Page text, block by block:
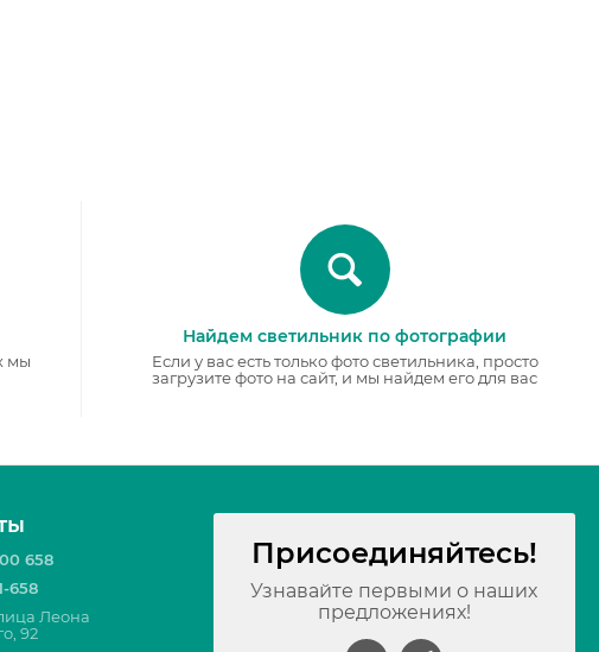
мы
Найдем светильник по фотографии
Если у вас есть только фото светильника, просто
загрузите фото на сайт, и мы найдем его для вас
658
658
Леона
92
Присоединяйтесь!
Узнавайте первыми о наших
предложениях!